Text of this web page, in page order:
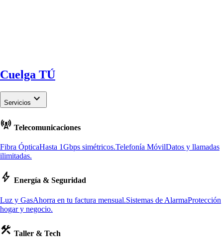
Cuelga TÚ
Servicios keyboard_arrow_down
cell_tower Telecomunicaciones
Fibra ÓpticaHasta 1Gbps simétricos.Telefonía MóvilDatos y llamadas
ilimitadas.
bolt Energía & Seguridad
Luz y GasAhorra en tu factura mensual.Sistemas de AlarmaProtección
hogar y negocio.
construction Taller & Tech